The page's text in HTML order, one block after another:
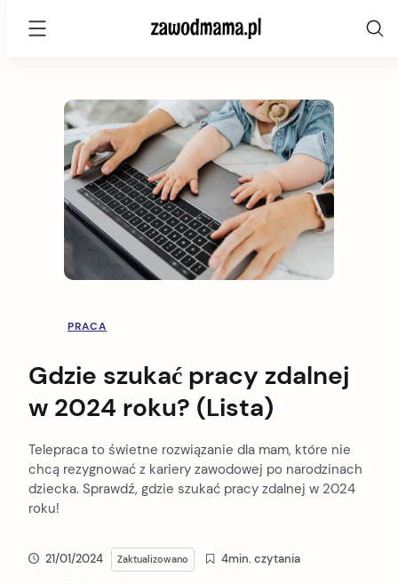
zawodmama.pl
PRACA
Gdzie szukać pracy zdalnej
w 2024 roku? (Lista)
Telepraca to świetne rozwiązanie dla mam, które nie
chcą rezygnować z kariery zawodowej po narodzinach
dziecka. Sprawdź, gdzie szukać pracy zdalnej w 2024
roku!
21/01/2024 Zaktualizowano 4min. czytania